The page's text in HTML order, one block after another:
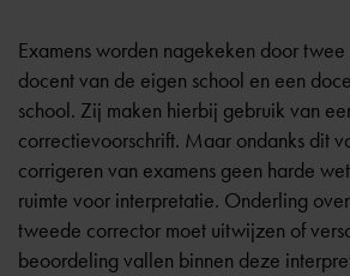
Examens worden nagekeken door
docent van de eigen school en een
school. Zij maken hierbij gebruik van
correctievoorschrift. Maar ondanks dit
corrigeren van examens geen harde
ruimte voor interpretatie. Onderling
tweede corrector moet uitwijzen of
beoordeling vallen binnen deze